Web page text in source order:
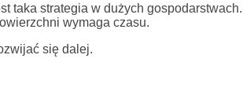
taka strategia w dużych
wymaga czasu.
się dalej.